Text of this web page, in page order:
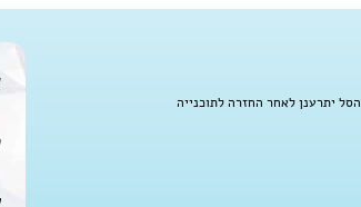
הסל יתרענן לאחר החזרה לתוכנייה